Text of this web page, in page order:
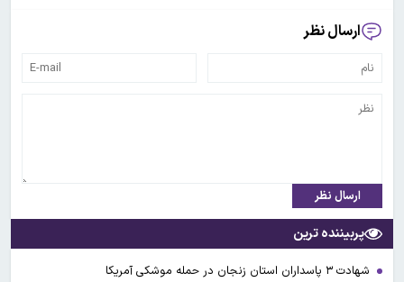
ارسال نظر
ارسال نظر
پربیننده ترین
شهادت ۳ ‌پاسداران استان زنجان در حمله موشکی آمریکا